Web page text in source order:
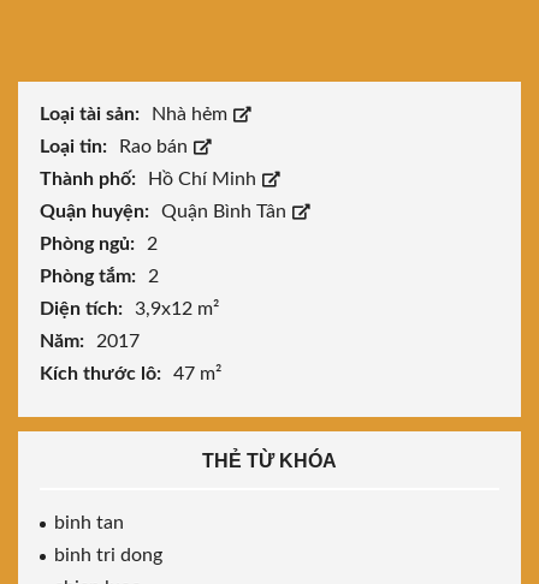
Loại tài sản:
Nhà hẻm
Loại tin:
Rao bán
Thành phố:
Hồ Chí Minh
Quận huyện:
Quận Bình Tân
Phòng ngủ:
2
Phòng tắm:
2
Diện tích:
3,9x12 m²
Năm:
2017
Kích thước lô:
47 m²
THẺ TỪ KHÓA
binh tan
binh tri dong